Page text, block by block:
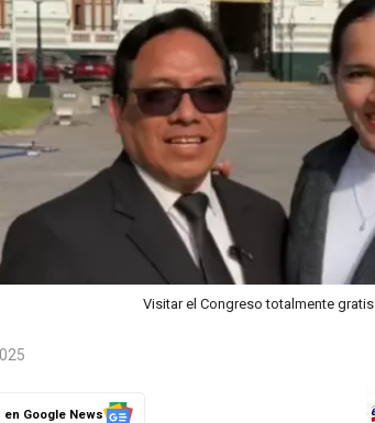
Visitar el Congreso totalmente gratis
en Google News